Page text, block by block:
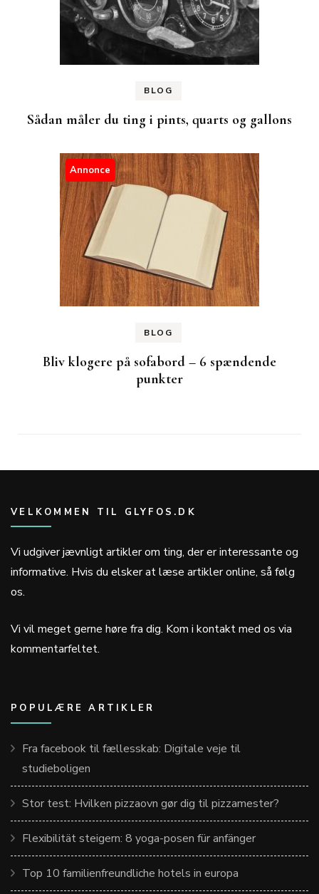
BLOG
Sådan måler du ting i pints, quarts og gallons
Annonce
BLOG
Bliv klogere på sofabord – 6 spændende
punkter
VELKOMMEN TIL GLYFOS.DK
Vi udgiver jævnligt artikler om ting, der er interessante og
informative. Hvis du elsker at læse artikler online, så følg
os.
Vi vil meget gerne høre fra dig. Kom i kontakt med os via
kommentarfeltet.
POPULÆRE ARTIKLER
Fra facebook til fællesskab: Digitale veje til
studieboligen
Stor test: Hvilken pizzaovn gør dig til pizzamester?
Flexibilität steigern: 8 yoga-posen für anfänger
Top 10 familienfreundliche hotels in europa